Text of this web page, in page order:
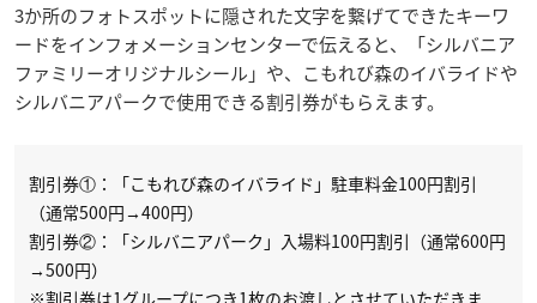
3か所のフォトスポットに隠された文字を繋げてできたキーワ
ードをインフォメーションセンターで伝えると、「シルバニア
ファミリーオリジナルシール」や、こもれび森のイバライドや
シルバニアパークで使用できる割引券がもらえます。
割引券①：「こもれび森のイバライド」駐車料金100円割引
（通常500円→400円）
割引券②：「シルバニアパーク」入場料100円割引（通常600円
→500円）
※割引券は1グループにつき1枚のお渡しとさせていただきま